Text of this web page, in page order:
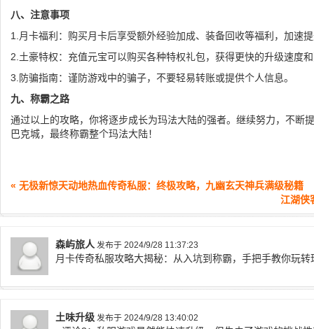
八、注意事项
1.月卡福利：购买月卡后享受额外经验加成、装备回收等福利，加速
2.土豪特权：充值元宝可以购买各种特权礼包，获得更快的升级速度
3.防骗指南：谨防游戏中的骗子，不要轻易转账或提供个人信息。
九、称霸之路
通过以上的攻略，你将逐步成长为玛法大陆的强者。继续努力，不断
巴克城，最终称霸整个玛法大陆！
« 无极新惊天动地热血传奇私服：终极攻略，九幽玄天神兵满级秘籍
江湖侠
森屿旅人 发布于 2024/9/28 11:37:23
月卡传奇私服攻略大揭秘：从入坑到称霸，手把手教你玩转
土味升级 发布于 2024/9/28 13:40:02